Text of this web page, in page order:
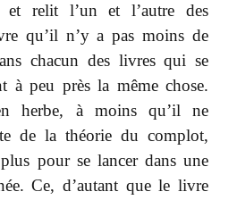
relit l’un et l’autre des
qu’il n’y a pas moins de
chacun des livres qui se
à peu près la même chose.
herbe, à moins qu’il ne
de la théorie du complot,
pour se lancer dans une
Ce, d’autant que le livre